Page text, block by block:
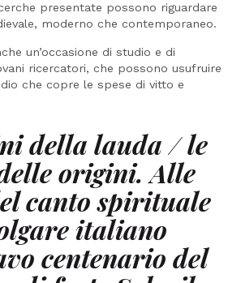
presentate possono riguardare
moderno che contemporaneo.
un’occasione di studio e di
ricercatori, che possono usufruire
che copre le spese di vitto e
della lauda / le
origini. Alle
canto spirituale
italiano
centenario del